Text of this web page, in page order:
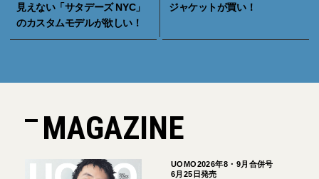
見えない「サタデーズ NYC」
のカスタムモデルが欲しい！
ジャケットが買い！
MAGAZINE
UOMO2026年8・9月合併号
6月25日発売